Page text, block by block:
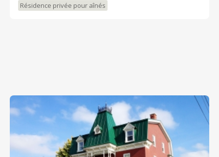
Résidence privée pour aînés